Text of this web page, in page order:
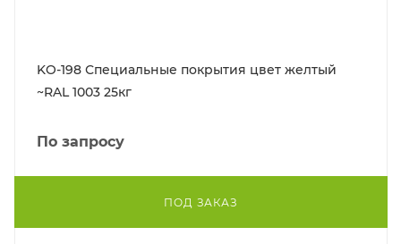
KO-198 Специальные покрытия цвет желтый
~RAL 1003 25кг
По запросу
ПОД ЗАКАЗ